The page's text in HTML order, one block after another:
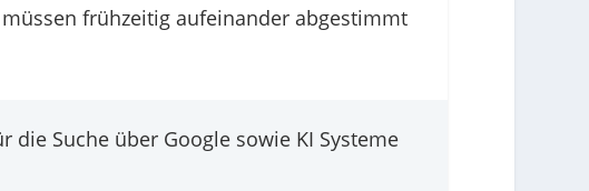
frühzeitig aufeinander abgestimmt
Suche über Google sowie KI Systeme